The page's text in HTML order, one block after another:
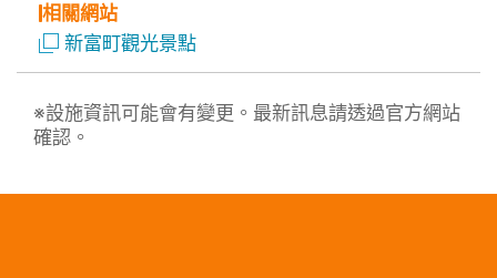
相關網站
新富町觀光景點
※設施資訊可能會有變更。最新訊息請透過官方網站
確認。